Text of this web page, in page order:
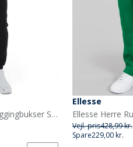
Closure London Herre Joggingbukser Sort
Ellesse
Vejl. pris428,99 kr.
Spare229,00 kr.